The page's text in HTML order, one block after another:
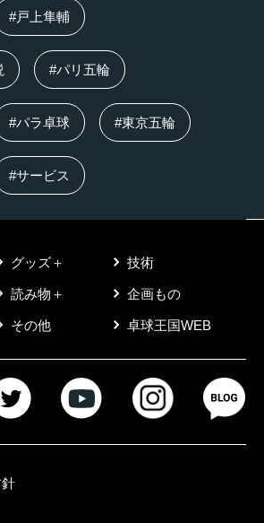
#戸上隼輔
#パリ五輪
#パラ卓球 #東京五輪
#サービス
グッズ＋ 技術
読み物＋ 企画もの
その他 卓球王国WEB